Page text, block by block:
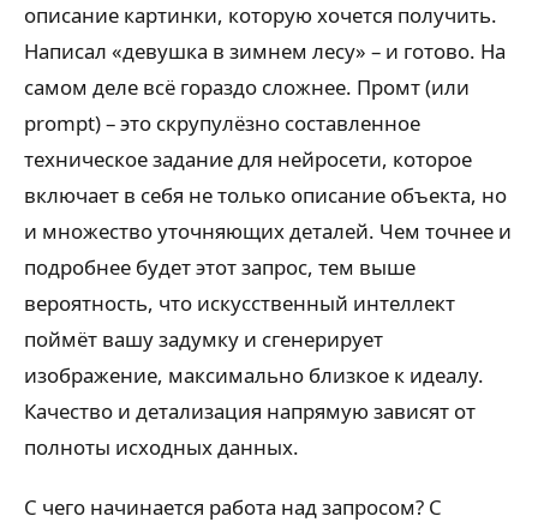
описание картинки, которую хочется получить.
Написал «девушка в зимнем лесу» – и готово. На
самом деле всё гораздо сложнее. Промт (или
prompt) – это скрупулёзно составленное
техническое задание для нейросети, которое
включает в себя не только описание объекта, но
и множество уточняющих деталей. Чем точнее и
подробнее будет этот запрос, тем выше
вероятность, что искусственный интеллект
поймёт вашу задумку и сгенерирует
изображение, максимально близкое к идеалу.
Качество и детализация напрямую зависят от
полноты исходных данных.
С чего начинается работа над запросом? С